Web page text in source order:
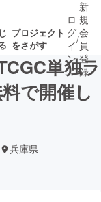
プロジェクト
をさがす
近いプ
ロ
グ
イ
ン
/
新
規
会
員
登
録
単独ラ
で開催し
兵庫県